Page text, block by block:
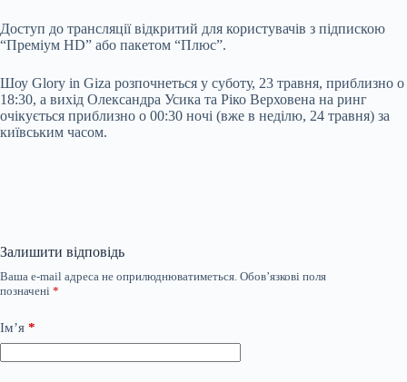
Доступ до трансляції відкритий для користувачів з підпискою
“Преміум HD” або пакетом “Плюс”.
Шоу Glory in Giza розпочнеться у суботу, 23 травня, приблизно о
18:30, а вихід Олександра Усика та Ріко Верховена на ринг
очікується приблизно о 00:30 ночі (вже в неділю, 24 травня) за
київським часом.
Залишити відповідь
Ваша e-mail адреса не оприлюднюватиметься. Обов’язкові поля
позначені *
Ім’я *